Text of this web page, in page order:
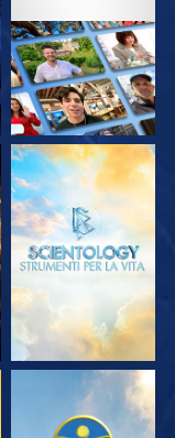
ESPLORA LE
SERIE